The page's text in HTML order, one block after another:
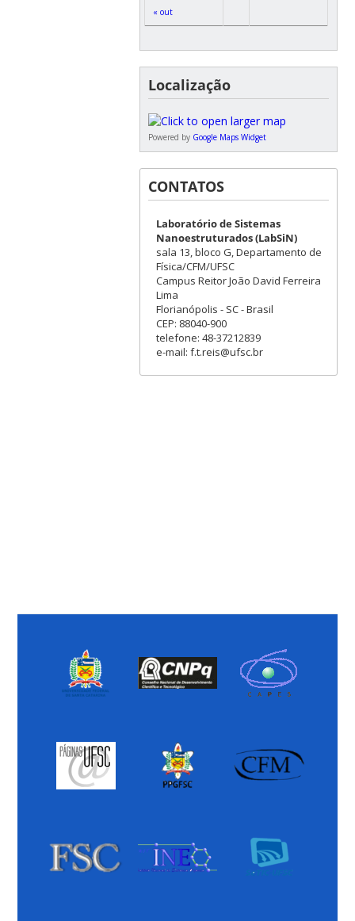
« out
Localização
Powered by Google Maps Widget
CONTATOS
Laboratório de Sistemas
Nanoestruturados (LabSiN)
sala 13, bloco G, Departamento de
Física/CFM/UFSC
Campus Reitor João David Ferreira
Lima
Florianópolis - SC - Brasil
CEP: 88040-900
telefone: 48-37212839
e-mail: f.t.reis@ufsc.br